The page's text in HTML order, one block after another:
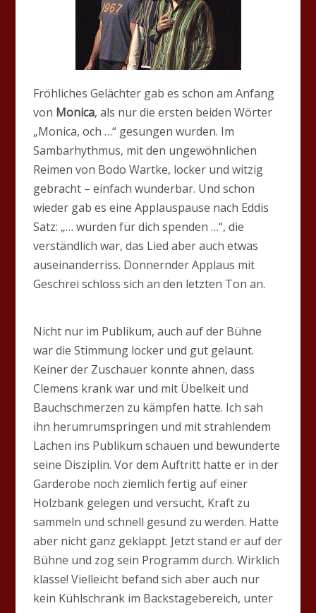
Fröhliches Gelächter gab es schon am Anfang
von Monica, als nur die ersten beiden Wörter
„Monica, och …“ gesungen wurden. Im
Sambarhythmus, mit den ungewöhnlichen
Reimen von Bodo Wartke, locker und witzig
gebracht – einfach wunderbar. Und schon
wieder gab es eine Applauspause nach Eddis
Satz: „… würden für dich spenden …“, die
verständlich war, das Lied aber auch etwas
auseinanderriss. Donnernder Applaus mit
Geschrei schloss sich an den letzten Ton an.
Nicht nur im Publikum, auch auf der Bühne
war die Stimmung locker und gut gelaunt.
Keiner der Zuschauer konnte ahnen, dass
Clemens krank war und mit Übelkeit und
Bauchschmerzen zu kämpfen hatte. Ich sah
ihn herumrumspringen und mit strahlendem
Lachen ins Publikum schauen und bewunderte
seine Disziplin. Vor dem Auftritt hatte er in der
Garderobe noch ziemlich fertig auf einer
Holzbank gelegen und versucht, Kraft zu
sammeln und schnell gesund zu werden. Hatte
aber nicht ganz geklappt. Jetzt stand er auf der
Bühne und zog sein Programm durch. Wirklich
klasse! Vielleicht befand sich aber auch nur
kein Kühlschrank im Backstagebereich, unter